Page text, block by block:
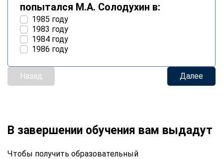
попытался М.А. Солодухин в:
1985 году
1983 году
1984 году
1986 году
Назад Далее
В завершении обучения вам выдадут
Чтобы получить образовательный